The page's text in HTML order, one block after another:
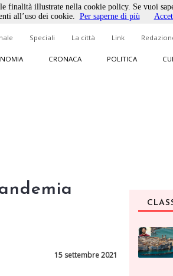
Speciali La città Link
CRONACA POLITICA
15 settembre 2021
illustrate nella cookie policy. Se vuoi
all’uso dei cookie. Per saperne di più